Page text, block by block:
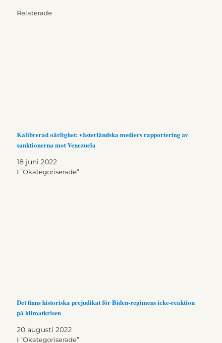
Relaterade
Kalibrerad oärlighet: västerländska mediers rapportering av
sanktionerna mot Venezuela
18 juni 2022
I ”Okategoriserade”
Det finns historiska prejudikat för Biden-regimens icke-reaktion
på klimatkrisen
20 augusti 2022
I ”Okategoriserade”